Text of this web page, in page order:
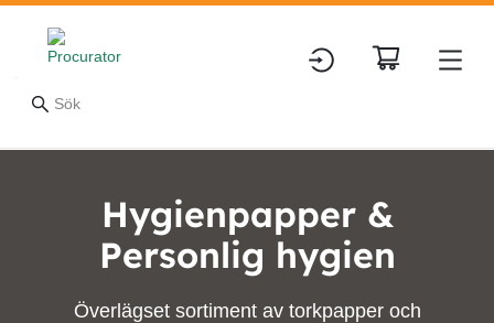
Hygienpapper &
Personlig hygien
Överlägset sortiment av torkpapper och